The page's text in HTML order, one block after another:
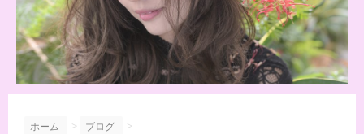
ホーム > ブログ >